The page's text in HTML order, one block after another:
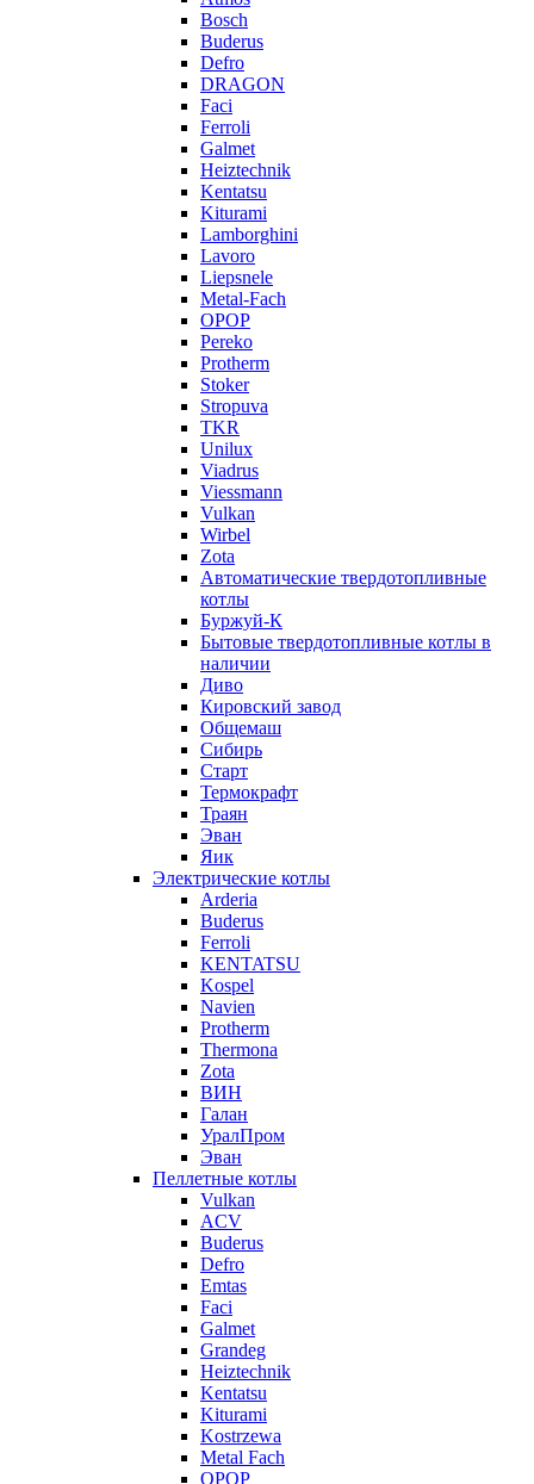
Bosch
Buderus
Defro
DRAGON
Faci
Ferroli
Galmet
Heiztechnik
Kentatsu
Kiturami
Lamborghini
Lavoro
Liepsnele
Metal-Fach
OPOP
Pereko
Protherm
Stoker
Stropuva
TKR
Unilux
Viadrus
Viessmann
Vulkan
Wirbel
Zota
Автоматические твердотопливные
котлы
Буржуй-К
Бытовые твердотопливные котлы в
наличии
Диво
Кировский завод
Общемаш
Сибирь
Старт
Термокрафт
Траян
Эван
Яик
Электрические котлы
Arderia
Buderus
Ferroli
KENTATSU
Kospel
Navien
Protherm
Thermona
Zota
ВИН
Галан
УралПром
Эван
Пеллетные котлы
Vulkan
ACV
Buderus
Defro
Emtas
Faci
Galmet
Grandeg
Heiztechnik
Kentatsu
Kiturami
Kostrzewa
Metal Fach
OPOP